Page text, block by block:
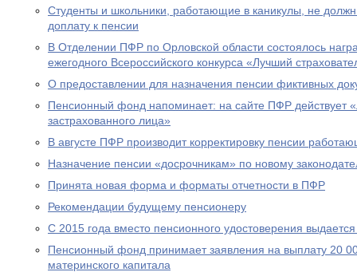
Студенты и школьники, работающие в каникулы, не
доплату к пенсии
В Отделении ПФР по Орловской области состоялось
ежегодного Всероссийского конкурса «Лучший
О предоставлении для назначения пенсии фиктивных
Пенсионный фонд напоминает: на сайте ПФР действует
застрахованного лица»
В августе ПФР производит корректировку пенсии
Назначение пенсии «досрочникам» по новому
Принята новая форма и форматы отчетности в ПФР
Рекомендации будущему пенсионеру
С 2015 года вместо пенсионного удостоверения выдается
Пенсионный фонд принимает заявления на выплату 20
материнского капитала